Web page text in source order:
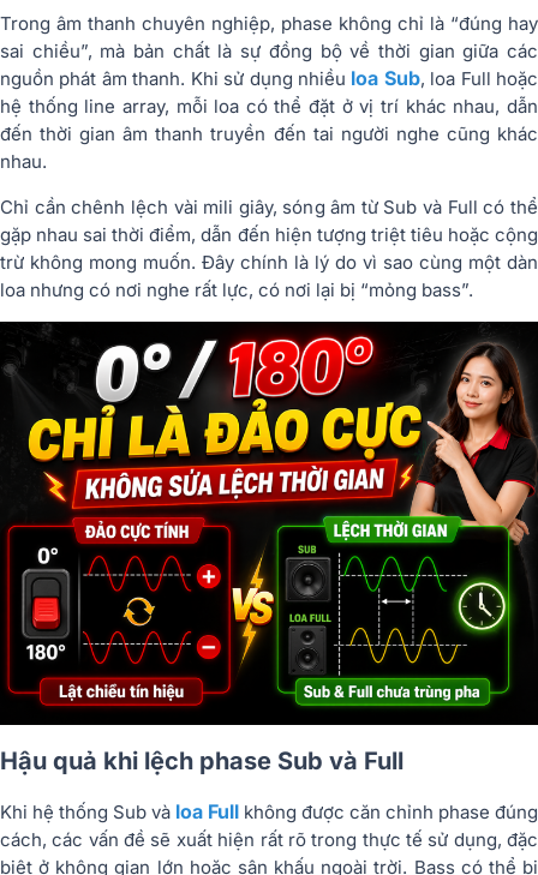
Trong âm thanh chuyên nghiệp, phase không chỉ là “đúng hay
sai chiều”, mà bản chất là sự đồng bộ về thời gian giữa các
nguồn phát âm thanh. Khi sử dụng nhiều loa Sub, loa Full hoặc
hệ thống line array, mỗi loa có thể đặt ở vị trí khác nhau, dẫn
đến thời gian âm thanh truyền đến tai người nghe cũng khác
nhau.
Chỉ cần chênh lệch vài mili giây, sóng âm từ Sub và Full có thể
gặp nhau sai thời điểm, dẫn đến hiện tượng triệt tiêu hoặc cộng
trừ không mong muốn. Đây chính là lý do vì sao cùng một dàn
loa nhưng có nơi nghe rất lực, có nơi lại bị “mỏng bass”.
Hậu quả khi lệch phase Sub và Full
Khi hệ thống Sub và loa Full không được căn chỉnh phase đúng
cách, các vấn đề sẽ xuất hiện rất rõ trong thực tế sử dụng, đặc
biệt ở không gian lớn hoặc sân khấu ngoài trời. Bass có thể bị